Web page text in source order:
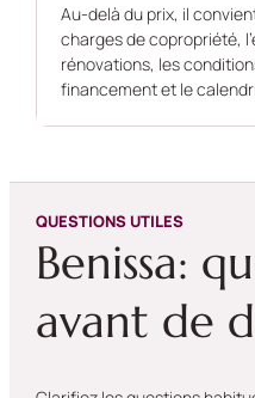
Au-delà du prix, il
charges de copropriété,
rénovations, les
financement et le
QUESTIONS UTILES
Benissa:
avant de